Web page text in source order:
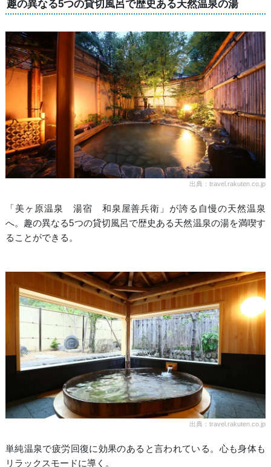
趣の異なる5つの貸切風呂で歴史ある天然温泉の湯
出典：travel.rakuten.co.jp
「美ヶ原温泉 湯宿 和泉屋善兵衛」が誇る自慢の天然温泉
へ。趣の異なる5つの貸切風呂で歴史ある天然温泉の湯を満喫す
ることができる。
出典：travel.rakuten.co.jp
単純温泉で疲労回復に効果のあると言われている。心も身体も
リラックスモードに導く。